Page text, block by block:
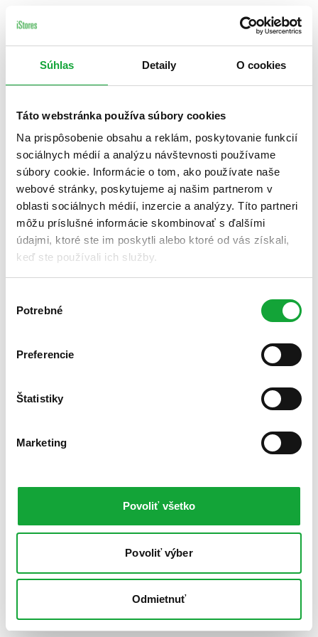
Súhlas Detaily O cookies
Táto webstránka používa súbory cookies
Na prispôsobenie obsahu a reklám, poskytovanie funkcií
sociálnych médií a analýzu návštevnosti používame
súbory cookie. Informácie o tom, ako používate naše
webové stránky, poskytujeme aj našim partnerom v
oblasti sociálnych médií, inzercie a analýzy. Títo partneri
môžu príslušné informácie skombinovať s ďalšími
údajmi, ktoré ste im poskytli alebo ktoré od vás získali,
keď ste používali ich služby.
súhlasu
Potrebné
Preferencie
Štatistiky
Marketing
Povoliť všetko
Povoliť výber
Odmietnuť